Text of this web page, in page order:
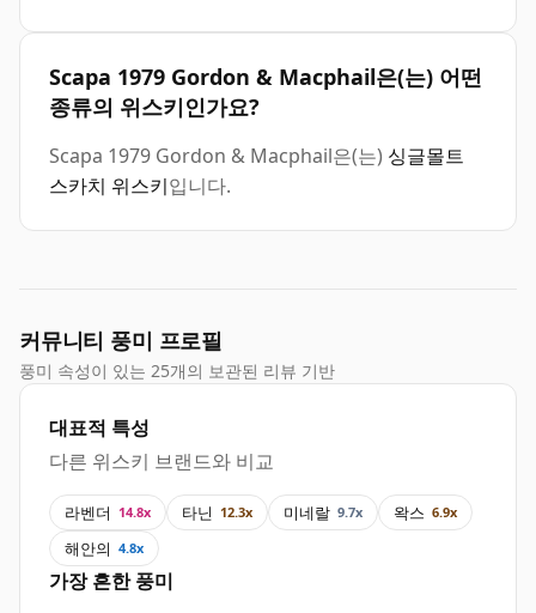
Scapa 1979 Gordon & Macphail은(는) 어떤
종류의 위스키인가요?
Scapa 1979 Gordon & Macphail은(는) 싱글몰트
스카치 위스키입니다.
커뮤니티 풍미 프로필
풍미 속성이 있는 25개의 보관된 리뷰 기반
대표적 특성
다른 위스키 브랜드와 비교
라벤더 14.8x 타닌 12.3x 미네랄 9.7x 왁스 6.9x
해안의 4.8x
가장 흔한 풍미